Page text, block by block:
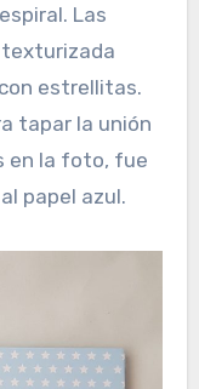
Las
estrellitas.
tapar la unión
en la foto, fue
papel azul.